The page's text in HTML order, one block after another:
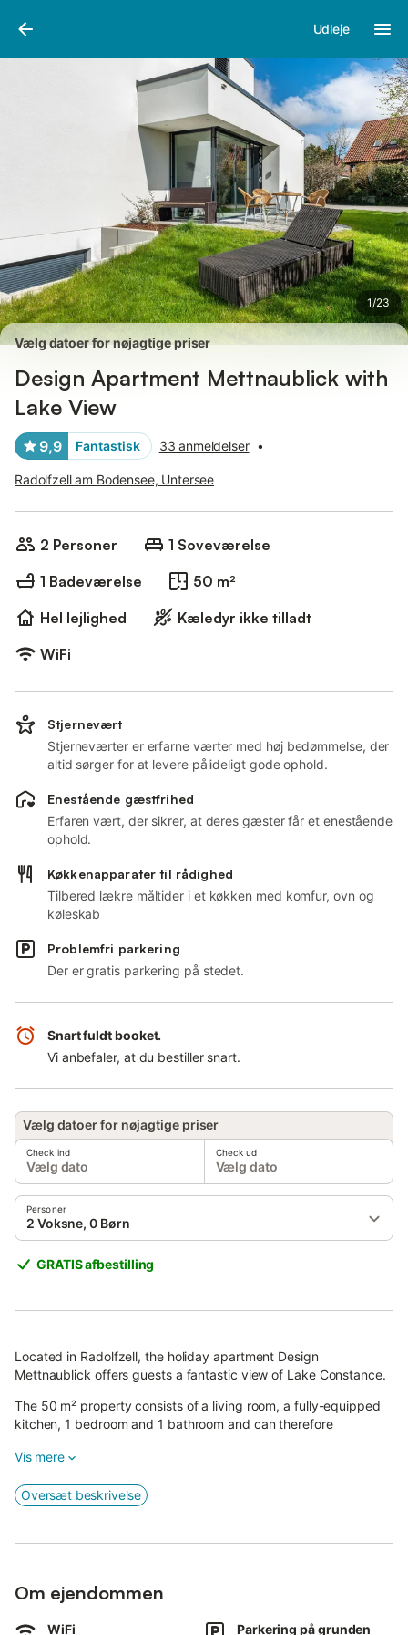
Udleje
1/23
Billeder
Vælg datoer for nøjagtige priser
Design Apartment Mettnaublick with
Lake View
9,9 Fantastisk 33 anmeldelser •
Radolfzell am Bodensee, Untersee
2 Personer
1 Soveværelse
1 Badeværelse
50 m²
Hel lejlighed
Kæledyr ikke tilladt
WiFi
Stjernevært
Stjerneværter er erfarne værter med høj bedømmelse, der
altid sørger for at levere pålideligt gode ophold.
Enestående gæstfrihed
Erfaren vært, der sikrer, at deres gæster får et enestående
ophold.
Køkkenapparater til rådighed
Tilbered lækre måltider i et køkken med komfur, ovn og
køleskab
Problemfri parkering
Der er gratis parkering på stedet.
Snart fuldt booket.
Vi anbefaler, at du bestiller snart.
Vælg datoer for nøjagtige priser
Check ind
Vælg dato
Check ud
Vælg dato
Personer
2 Voksne, 0 Børn
GRATIS afbestilling
Located in Radolfzell, the holiday apartment Design
Mettnaublick offers guests a fantastic view of Lake Constance.
The 50 m² property consists of a living room, a fully-equipped
kitchen, 1 bedroom and 1 bathroom and can therefore
calls) as well as a smart TV with streaming services.
This vacation rental features a private terrace for relaxing
The property is located close to the beach and public transport
A parking space is available on the property.
Pets, smoking and celebrating events are not allowed.
The property has step-free access and interior.
Vis mere
Oversæt beskrivelse
Om ejendommen
WiFi Parkering på grunden